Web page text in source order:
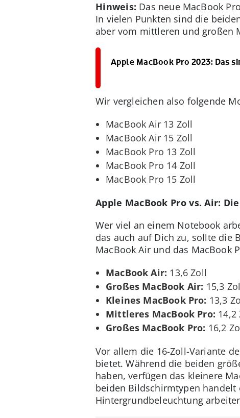
Hinweis: Das neue MacBook
In vielen Punkten sind die
aber vom mittleren und großen
Apple MacBook Pro 2023: Das
Wir vergleichen also folgende
MacBook Air 13 Zoll
MacBook Air 15 Zoll
MacBook Pro 13 Zoll
MacBook Pro 14 Zoll
MacBook Pro 15 Zoll
Apple MacBook Pro vs. Air:
Wer viel an einem Notebook
das auch auf Dich zu, sollte die
MacBook Air und das MacBook
MacBook Air: 13,6 Zoll
Großes MacBook Air: 15,3
Kleines MacBook Pro: 13,3
Mittleres MacBook Pro: 14,2
Großes MacBook Pro: 16,2
Vor allem die 16-Zoll-Variante
bietet. Während die beiden
haben, verfügen das kleinere
beiden Bildschirmtypen handelt
Hintergrundbeleuchtung